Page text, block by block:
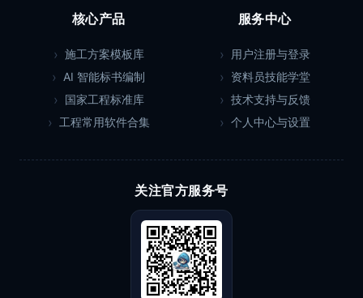
核心产品
施工方案模板库
AI 智能标书编制
国家工程标准库
工程常用软件合集
服务中心
用户注册与登录
资料员技能学堂
技术支持与反馈
个人中心与设置
关注官方服务号